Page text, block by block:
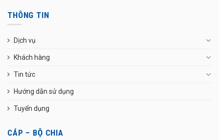
THÔNG TIN
Dịch vụ
Khách hàng
Tin tức
Hướng dẫn sử dụng
Tuyển dụng
CÁP – BỘ CHIA